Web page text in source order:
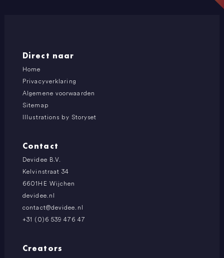
Direct naar
Home
Privacyverklaring
Algemene voorwaarden
Sitemap
Illustrations by Storyset
Creators
Contact
Devidee B.V.
Kelvinstraat 34
6601HE Wijchen
devidee.nl
contact@devidee.nl
+31 (0)6 539 476 47